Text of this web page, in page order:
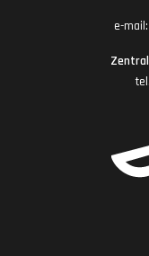
e-mail: